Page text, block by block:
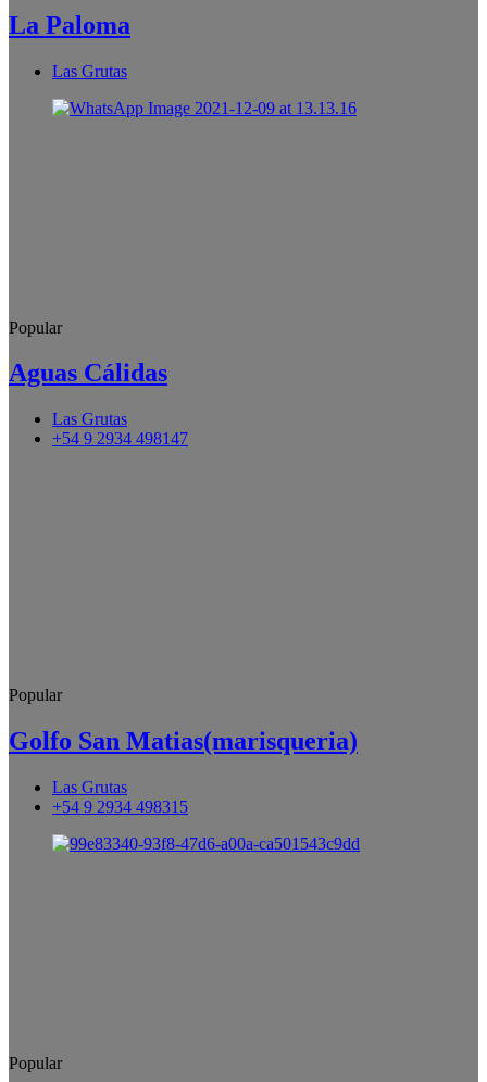
La Paloma
Las Grutas
Popular
Aguas Cálidas
Las Grutas
+54 9 2934 498147
Popular
Golfo San Matias(marisqueria)
Las Grutas
+54 9 2934 498315
Popular